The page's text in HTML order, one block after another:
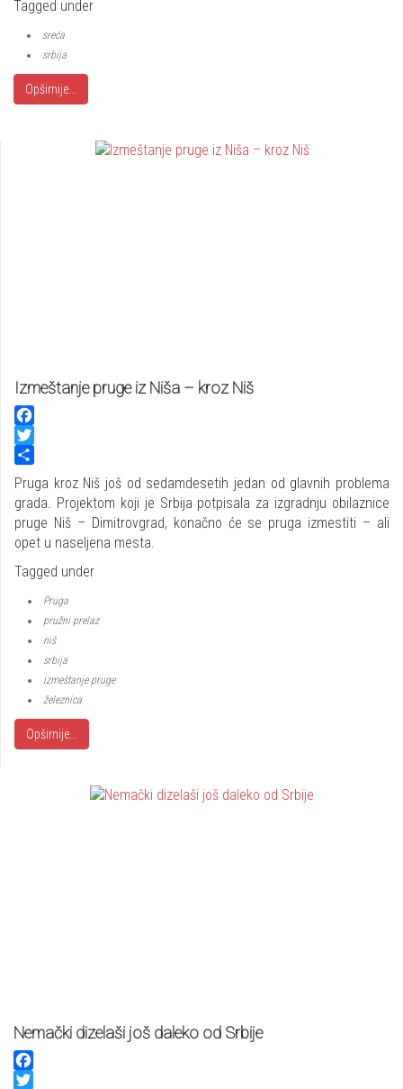
Tagged under
sreća
srbija
Opširnije...
Izmeštanje pruge iz Niša – kroz Niš
Facebook
Twitter
Share
Pruga kroz Niš još od sedamdesetih jedan od glavnih problema
grada. Projektom koji je Srbija potpisala za izgradnju obilaznice
pruge Niš – Dimitrovgrad, konačno će se pruga izmestiti – ali
opet u naseljena mesta.
Tagged under
Pruga
pružni prelaz
niš
srbija
izmeštanje pruge
železnica
Opširnije...
Nemački dizelaši još daleko od Srbije
Facebook